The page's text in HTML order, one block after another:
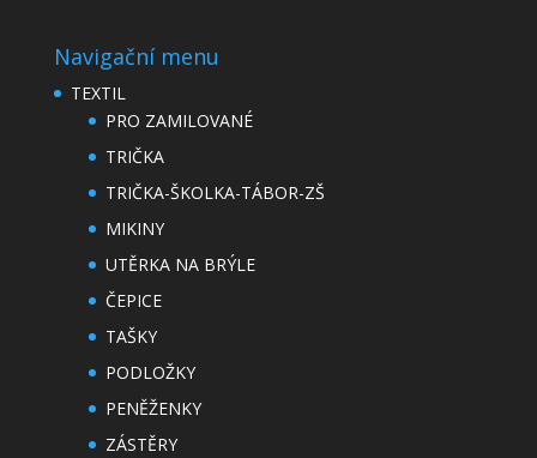
Navigační menu
TEXTIL
PRO ZAMILOVANÉ
TRIČKA
TRIČKA-ŠKOLKA-TÁBOR-ZŠ
MIKINY
UTĚRKA NA BRÝLE
ČEPICE
TAŠKY
PODLOŽKY
PENĚŽENKY
ZÁSTĚRY